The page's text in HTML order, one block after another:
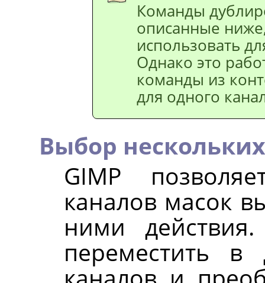
Команды
описанные
использовать
Однако это
команды из
для одного
Выбор
GIMP
каналов масок
ними
переместить в